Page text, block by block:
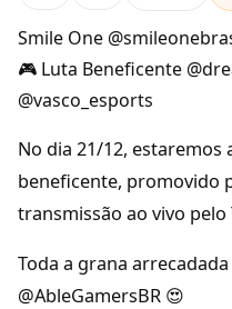
Smile One
🎮 Luta Beneficente
@vasco_esports
No dia 21/12,
beneficente, promovido
transmissão ao vivo pelo
Toda a grana
@AbleGamersBR 😍